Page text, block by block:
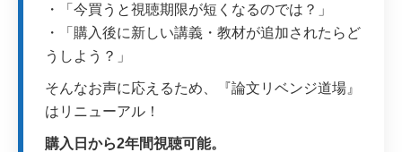
・「今買うと視聴期限が短くなるのでは？」
・「購入後に新しい講義・教材が追加されたらど
うしよう？」
そんなお声に応えるため、『論文リベンジ道場』
はリニューアル！
購入日から2年間視聴可能。